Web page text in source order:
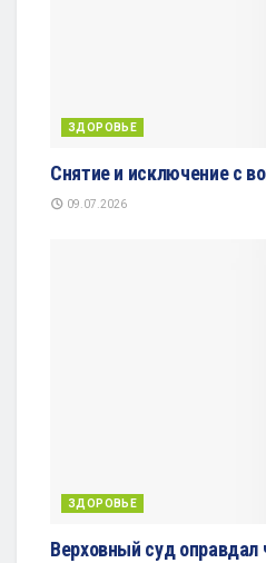
ЗДОРОВЬЕ
Снятие и исключение с
09.07.2026
ЗДОРОВЬЕ
Верховный суд оправдал